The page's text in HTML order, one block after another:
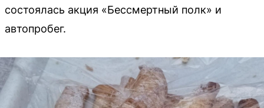
состоялась акция «Бессмертный полк» и
автопробег.